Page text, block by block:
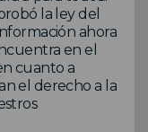
la ley del
ahora
en el
cuanto a
el derecho a la